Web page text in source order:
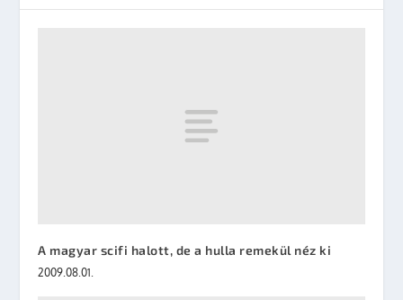
A magyar scifi halott, de a hulla remekül néz ki
2009.08.01.